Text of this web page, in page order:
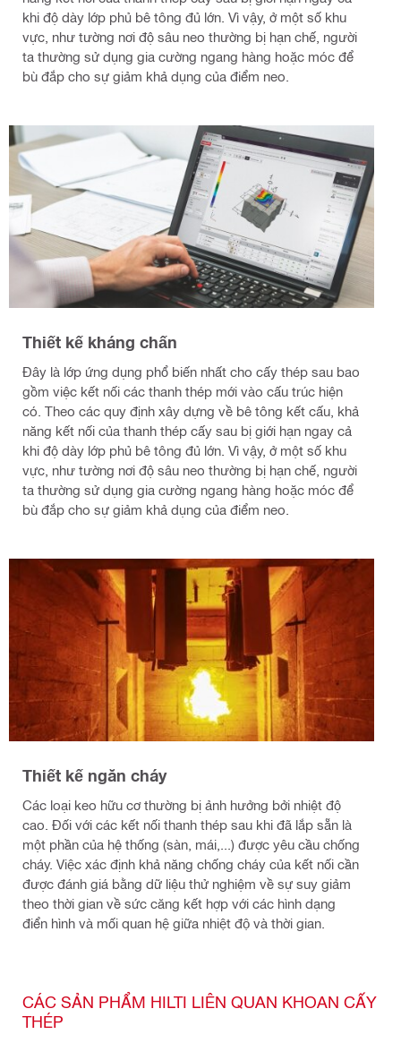
khi độ dày lớp phủ bê tông đủ lớn. Vì vậy, ở một số khu
vực, như tường nơi độ sâu neo thường bị hạn chế, người
ta thường sử dụng gia cường ngang hàng hoặc móc để
bù đắp cho sự giảm khả dụng của điểm neo.
Thiết kế kháng chấn
Đây là lớp ứng dụng phổ biến nhất cho cấy thép sau bao
gồm việc kết nối các thanh thép mới vào cấu trúc hiện
có. Theo các quy định xây dựng về bê tông kết cấu, khả
năng kết nối của thanh thép cấy sau bị giới hạn ngay cả
khi độ dày lớp phủ bê tông đủ lớn. Vì vậy, ở một số khu
vực, như tường nơi độ sâu neo thường bị hạn chế, người
ta thường sử dụng gia cường ngang hàng hoặc móc để
bù đắp cho sự giảm khả dụng của điểm neo.
Thiết kế ngăn cháy
Các loại keo hữu cơ thường bị ảnh hưởng bởi nhiệt độ
cao. Đối với các kết nối thanh thép sau khi đã lắp sẵn là
một phần của hệ thống (sàn, mái,...) được yêu cầu chống
cháy. Việc xác định khả năng chống cháy của kết nối cần
được đánh giá bằng dữ liệu thử nghiệm về sự suy giảm
theo thời gian về sức căng kết hợp với các hình dạng
điển hình và mối quan hệ giữa nhiệt độ và thời gian.​
CÁC SẢN PHẨM HILTI LIÊN QUAN KHOAN CẤY
THÉP